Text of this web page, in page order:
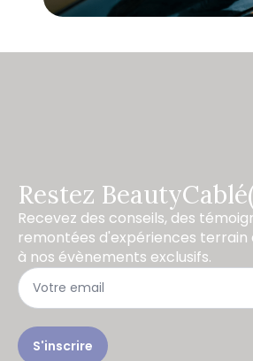
Restez
Recevez des conseils, des
remontées d'expériences terrain
à nos évènements exclusifs.
S'inscrire